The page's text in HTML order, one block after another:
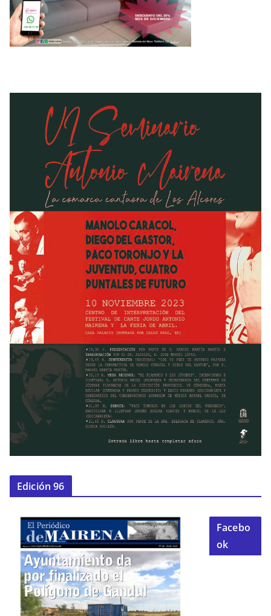
Edición 96
Facebo
ok